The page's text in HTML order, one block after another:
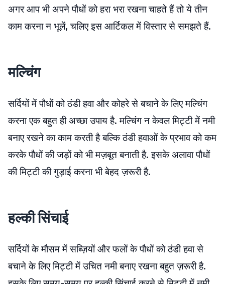
अगर आप भी अपने पौधों को हरा भरा रखना चाहते हैं तो ये तीन
काम करना न भूलें, चलिए इस आर्टिकल में विस्तार से समझते हैं.
मल्चिंग
सर्दियों में पौधों को ठंडी हवा और कोहरे से बचाने के लिए मल्चिंग
करना एक बहुत ही अच्छा उपाय है. मल्चिंग न केवल मिट्टी में नमी
बनाए रखने का काम करती है बल्कि ठंडी हवाओं के प्रभाव को कम
करके पौधों की जड़ों को भी मज़बूत बनाती है. इसके अलावा पौधों
की मिट्टी की गुड़ाई करना भी बेहद ज़रूरी है.
हल्की सिंचाई
सर्दियों के मौसम में सब्ज़ियों और फलों के पौधों को ठंडी हवा से
बचाने के लिए मिट्टी में उचित नमी बनाए रखना बहुत ज़रूरी है.